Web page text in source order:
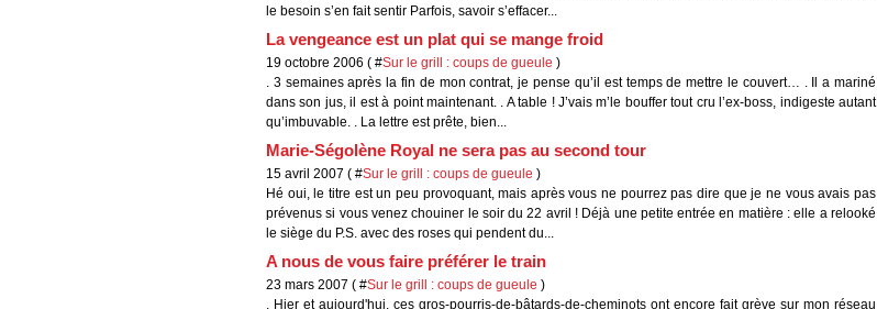
le besoin s’en fait sentir Parfois, savoir s’effacer...
La vengeance est un plat qui se mange froid
19 octobre 2006 ( #Sur le grill : coups de gueule )
. 3 semaines après la fin de mon contrat, je pense qu’il est temps de mettre le couvert… . Il a mariné
dans son jus, il est à point maintenant. . A table ! J’vais m’le bouffer tout cru l’ex-boss, indigeste autant
qu’imbuvable. . La lettre est prête, bien...
Marie-Ségolène Royal ne sera pas au second tour
15 avril 2007 ( #Sur le grill : coups de gueule )
Hé oui, le titre est un peu provoquant, mais après vous ne pourrez pas dire que je ne vous avais pas
prévenus si vous venez chouiner le soir du 22 avril ! Déjà une petite entrée en matière : elle a relooké
le siège du P.S. avec des roses qui pendent du...
A nous de vous faire préférer le train
23 mars 2007 ( #Sur le grill : coups de gueule )
. Hier et aujourd'hui, ces gros-pourris-de-bâtards-de-cheminots ont encore fait grève sur mon réseau